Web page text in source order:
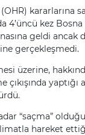
kararlarına
4’üncü kez
geldi ancak
gerçekleşmedi.
üzerine,
yaptığı
“saçma”
hareket